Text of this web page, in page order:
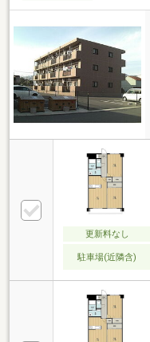
更新料なし
駐車場(近隣含)